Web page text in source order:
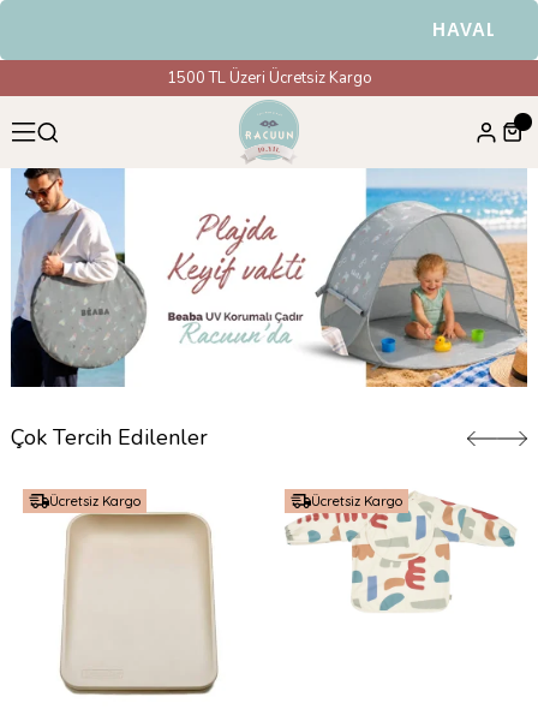
HAVALE & EFT
1500 TL Üzeri Ücretsiz Kargo
Çok Tercih Edilenler
Ücretsiz Kargo Ücretsiz Kargo